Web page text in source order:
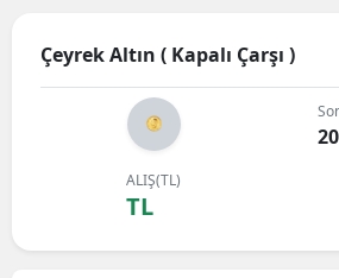
Çeyrek Altın ( Kapalı Çarşı )
ALIŞ(TL)
TL